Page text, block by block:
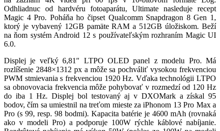
Odhliadnuc od hardvéru fotoaparátu, Ultimate nasleduje recept
Magic 4 Pro. Poháňa ho čipset Qualcomm Snapdragon 8 Gen 1,
ktorý je vybavený 12GB pamäte RAM a 512GB úložiskom. Beží
na ňom systém Android 12 s používateľským rozhraním Magic UI
6.0.
Displej je veľký 6,81″ LTPO OLED panel z modelu Pro. Má
rozlíšenie 2848×1312 px a môže sa pochváliť vysokou frekvenciou
PWM stmievania s frekvenciou 1920 Hz. Vďaka technológii LTPO
sa obnovovacia frekvencia môže pohybovať v rozmedzí od 120 Hz
do iba 1 Hz. Displej bol testovaný aj v DXOMark a získal 95
bodov, čím sa umiestnil na treťom mieste za iPhonom 13 Pro Max a
Pro (s 99, resp. 98 bodmi). Kapacita batérie je 4600 mAh (rovnaká
ako v modeli Pro) a podporuje 100W rýchle káblové nabíjanie.